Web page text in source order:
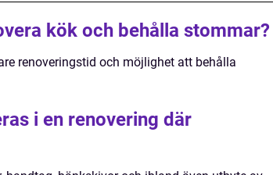
kök och behålla stommar?
renoveringstid och möjlighet att behålla
i en renovering där